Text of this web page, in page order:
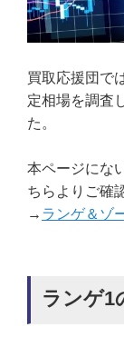
買取応援団で
定相場を調査
た。
本ページにな
ちらよりご確
→ ランゲ＆ゾ
ランゲ1